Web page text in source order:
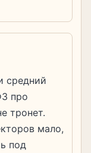
средний
про
тронет.
мало,
под